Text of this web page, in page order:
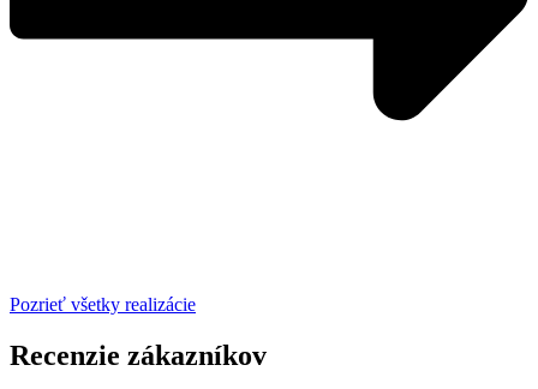
Pozrieť všetky realizácie
Recenzie zákazníkov